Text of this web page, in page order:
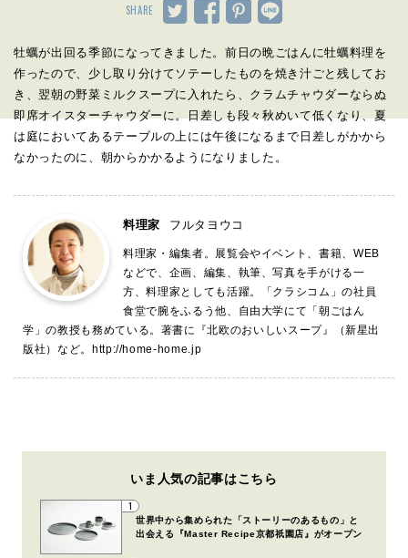
SHARE
牡蠣が出回る季節になってきました。前日の晩ごはんに牡蠣料理を
作ったので、少し取り分けてソテーしたものを焼き汁ごと残してお
き、翌朝の野菜ミルクスープに入れたら、クラムチャウダーならぬ
即席オイスターチャウダーに。日差しも段々秋めいて低くなり、夏
は庭においてあるテーブルの上には午後になるまで日差しがかから
なかったのに、朝からかかるようになりました。
料理家 フルタヨウコ
料理家・編集者。展覧会やイベント、書籍、WEB
などで、企画、編集、執筆、写真を手がける一
方、料理家としても活躍。「クラシコム」の社員
食堂で腕をふるう他、自由大学にて「朝ごはん
学」の教授も務めている。著書に『北欧のおいしいスープ』（新星出
版社）など。 http://home-home.jp
いま人気の記事はこちら
1
世界中から集められた「ストーリーのあるもの」と
出会える『Master Recipe京都祇園店』がオープン